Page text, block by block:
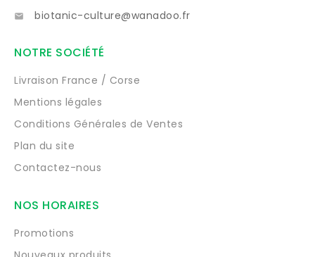
 biotanic-culture@wanadoo.fr
NOTRE SOCIÉTÉ
Livraison France / Corse
Mentions légales
Conditions Générales de Ventes
Plan du site
Contactez-nous
NOS HORAIRES
Promotions